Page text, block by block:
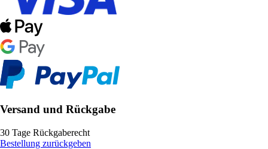
Versand und Rückgabe
30 Tage Rückgaberecht
Bestellung zurückgeben